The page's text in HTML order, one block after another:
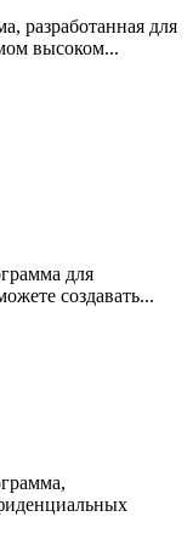
разработанная для
высоком...
для
создавать...